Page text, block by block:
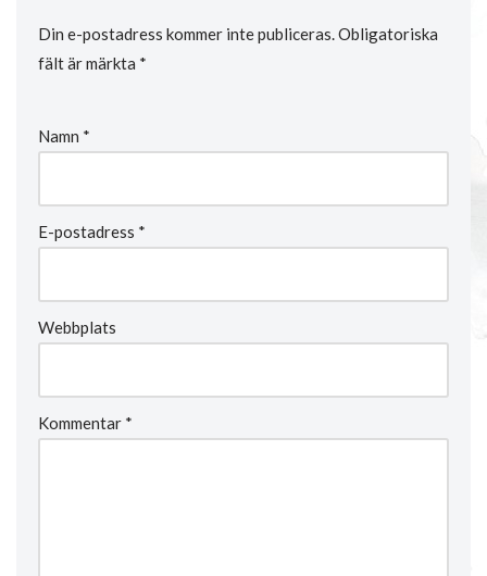
Din e-postadress kommer inte publiceras.Obligatoriska
fält är märkta *
Namn *
E-postadress *
Webbplats
Kommentar *